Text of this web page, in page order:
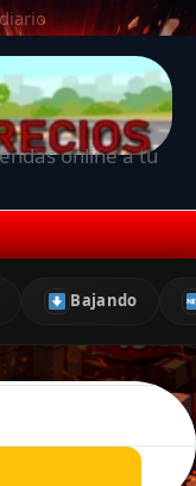
online a tu
Bajando